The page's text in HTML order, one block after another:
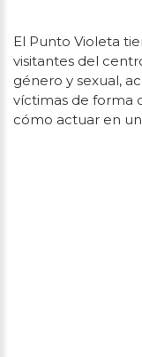
El Punto Violeta
visitantes del
género y sexual,
víctimas de forma
cómo actuar en